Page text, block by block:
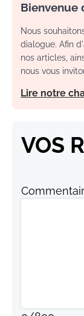
Bienvenue
Nous
dialogue. Afin
nos articles,
nous vous
Lire notre
VOS